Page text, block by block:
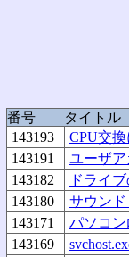
番号
タイトル
143193
CPU交
143191
ユーザ
143182
ドライ
143180
サウン
143171
パソコ
143169